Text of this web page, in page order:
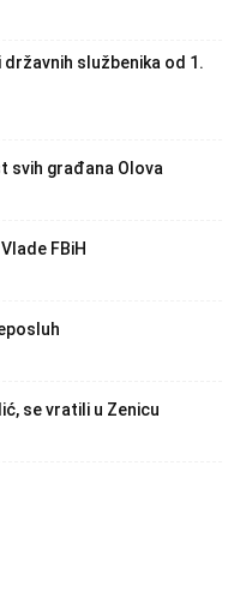
službenika od 1.
svih građana Olova
FBiH
se vratili u Zenicu